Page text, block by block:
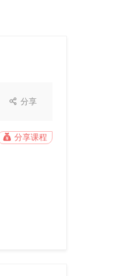
 分享
 分享课程